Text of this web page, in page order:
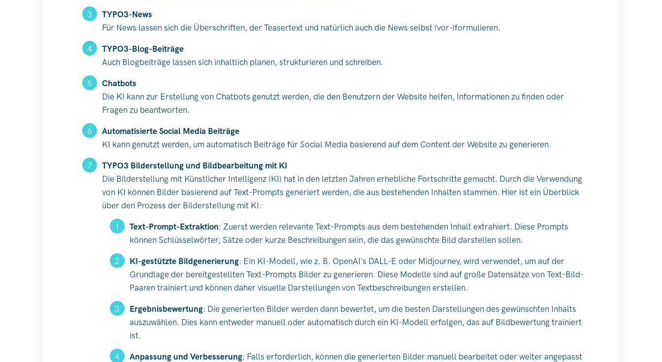
TYPO3-News
Für News lassen sich die Überschriften, der Teasertext und natürlich auch die News selbst (vor-)formulieren.
TYPO3-Blog-Beiträge
Auch Blogbeiträge lassen sich inhaltlich planen, strukturieren und schreiben.
Chatbots
Die KI kann zur Erstellung von Chatbots genutzt werden, die den Benutzern der Website helfen, Informationen zu finden oder
Fragen zu beantworten.
Automatisierte Social Media Beiträge
KI kann genutzt werden, um automatisch Beiträge für Social Media basierend auf dem Content der Website zu generieren.
TYPO3 Bilderstellung und Bildbearbeitung mit KI
Die Bilderstellung mit Künstlicher Intelligenz (KI) hat in den letzten Jahren erhebliche Fortschritte gemacht. Durch die Verwendung
von KI können Bilder basierend auf Text-Prompts generiert werden, die aus bestehenden Inhalten stammen. Hier ist ein Überblick
über den Prozess der Bilderstellung mit KI:
Text-Prompt-Extraktion: Zuerst werden relevante Text-Prompts aus dem bestehenden Inhalt extrahiert. Diese Prompts
können Schlüsselwörter, Sätze oder kurze Beschreibungen sein, die das gewünschte Bild darstellen sollen.
KI-gestützte Bildgenerierung: Ein KI-Modell, wie z. B. OpenAI's DALL-E oder Midjourney, wird verwendet, um auf der
Grundlage der bereitgestellten Text-Prompts Bilder zu generieren. Diese Modelle sind auf große Datensätze von Text-Bild-
Paaren trainiert und können daher visuelle Darstellungen von Textbeschreibungen erstellen.
Ergebnisbewertung: Die generierten Bilder werden dann bewertet, um die besten Darstellungen des gewünschten Inhalts
auszuwählen. Dies kann entweder manuell oder automatisch durch ein KI-Modell erfolgen, das auf Bildbewertung trainiert
ist.
Anpassung und Verbesserung: Falls erforderlich, können die generierten Bilder manuell bearbeitet oder weiter angepasst